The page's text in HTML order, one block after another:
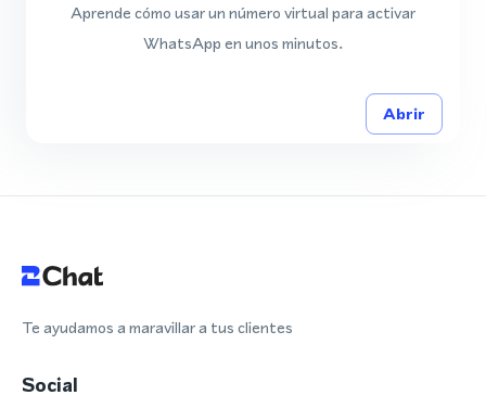
Aprende cómo usar un número virtual para activar
WhatsApp en unos minutos.
Abrir
Te ayudamos a maravillar a tus clientes
Social